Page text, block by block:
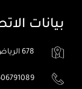
بيانات
678 الرياض، المملكة العربية السعودية